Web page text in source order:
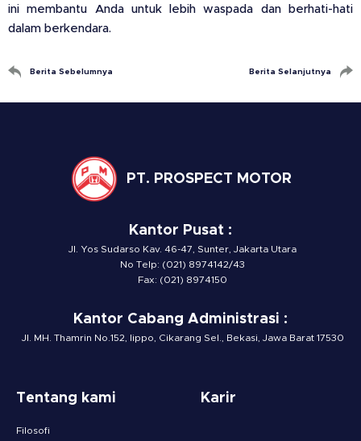
ini membantu Anda untuk lebih waspada dan berhati-hati
dalam berkendara.
Berita Sebelumnya Berita Selanjutnya
PT. PROSPECT MOTOR
Kantor Pusat :
Jl. Yos Sudarso Kav. 46-47, Sunter, Jakarta Utara
No Telp: (021) 8974142/43
Fax: (021) 8974150
Kantor Cabang Administrasi :
Jl. MH. Thamrin No.152, lippo, Cikarang Sel., Bekasi, Jawa Barat 17530
Tentang kami
Filosofi
Karir